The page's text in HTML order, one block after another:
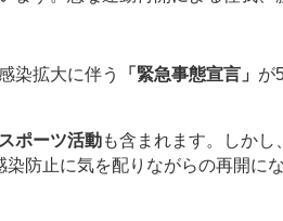
染拡大に伴う 「緊急事態宣言」 が
スポーツ活動も含まれます。しか
染防止に気を配りながらの再開に